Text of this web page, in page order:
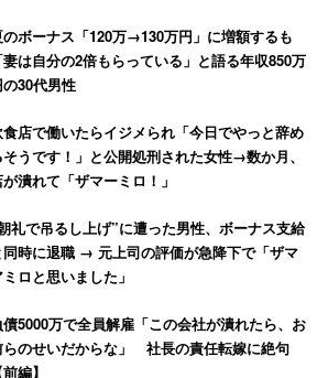
のボーナス「120万→130万円」に増額するも
妻は自分の2倍もらっている」と語る年収850万
の30代男性
店で働いたらイジメられ「今日でやっと辞め
そうです！」と公開処刑された女性→数か月、
が潰れて「ザマーミロ！」
礼で吊るし上げ”に遭った男性、ボーナス支給
同時に退職 → 元上司の評価が急降下で「ザマ
ミロと思いました」
5000万で全員解雇「この会社が潰れたら、お
らのせいだからな」 社長の責任転嫁に絶句
前編】